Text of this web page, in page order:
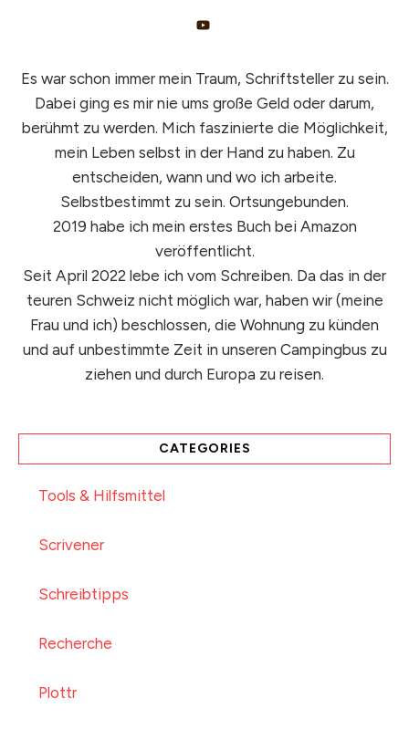
Es war schon immer mein Traum, Schriftsteller zu sein.
Dabei ging es mir nie ums große Geld oder darum,
berühmt zu werden. Mich faszinierte die Möglichkeit,
mein Leben selbst in der Hand zu haben. Zu
entscheiden, wann und wo ich arbeite.
Selbstbestimmt zu sein. Ortsungebunden.
2019 habe ich mein erstes Buch bei Amazon
veröffentlicht.
Seit April 2022 lebe ich vom Schreiben. Da das in der
teuren Schweiz nicht möglich war, haben wir (meine
Frau und ich) beschlossen, die Wohnung zu künden
und auf unbestimmte Zeit in unseren Campingbus zu
ziehen und durch Europa zu reisen.
CATEGORIES
Tools & Hilfsmittel
Scrivener
Schreibtipps
Recherche
Plottr